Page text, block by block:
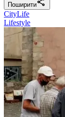
Поширити
CityLife
Lifestyle